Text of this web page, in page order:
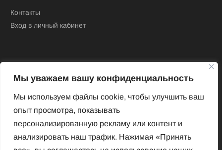
Мы уважаем вашу конфиденциальность
Мы используем файлы cookie, чтобы улучшить ваш
опыт просмотра, показывать
персонализированную рекламу или контент и
анализировать наш трафик. Нажимая «Принять
Контакты
Вход в личный кабинет
Новый Венский журнал
Архив номеров
Impressum